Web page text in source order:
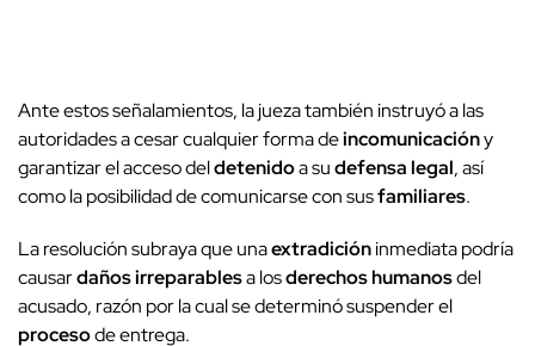
Ante estos señalamientos, la jueza también instruyó a las
autoridades a cesar cualquier forma deincomunicacióny
garantizar el acceso deldetenidoa sudefensa legal, así
como la posibilidad de comunicarse con susfamiliares.
La resolución subraya que unaextradicióninmediata podría
causardaños irreparablesa losderechos humanosdel
acusado, razón por la cual se determinó suspender el
procesode entrega.